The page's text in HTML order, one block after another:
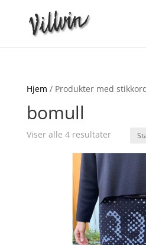
Hjem / Produkter med
bomull
Viser alle 4 resultater